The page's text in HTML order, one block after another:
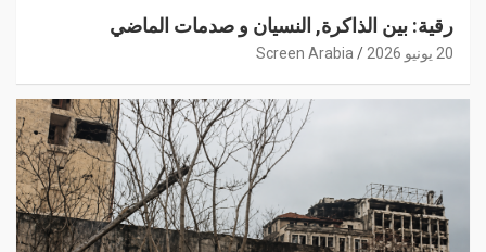
رقية: بين الذاكرة, النسيان و صدمات الماضي
20 يونيو 2026 Screen Arabia